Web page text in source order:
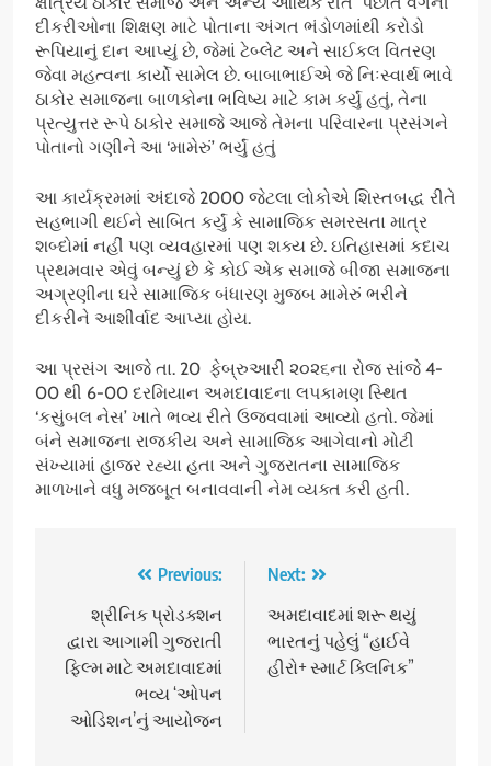
દીકરીઓના શિક્ષણ માટે પોતાના અંગત ભંડોળમાંથી કરોડો
રૂપિયાનું દાન આપ્યું છે, જેમાં ટેબ્લેટ અને સાઈકલ વિતરણ
જેવા મહત્વના કાર્યો સામેલ છે. બાબાભાઈએ જે નિઃસ્વાર્થ ભાવે
ઠાકોર સમાજના બાળકોના ભવિષ્ય માટે કામ કર્યું હતું, તેના
પ્રત્યુત્તર રૂપે ઠાકોર સમાજે આજે તેમના પરિવારના પ્રસંગને
પોતાનો ગણીને આ ‘મામેરું’ ભર્યું હતું
આ કાર્યક્રમમાં અંદાજે 2000 જેટલા લોકોએ શિસ્તબદ્ધ રીતે
સહભાગી થઈને સાબિત કર્યું કે સામાજિક સમરસતા માત્ર
શબ્દોમાં નહીં પણ વ્યવહારમાં પણ શક્ય છે. ઇતિહાસમાં કદાચ
પ્રથમવાર એવું બન્યું છે કે કોઈ એક સમાજે બીજા સમાજના
અગ્રણીના ઘરે સામાજિક બંધારણ મુજબ મામેરું ભરીને
દીકરીને આશીર્વાદ આપ્યા હોય.
આ પ્રસંગ આજે તા. 20 ફેબ્રુઆરી ૨૦૨૬ના રોજ સાંજે 4-
00 થી 6-00 દરમિયાન અમદાવાદના લપકામણ સ્થિત
‘કસુંબલ નેસ’ ખાતે ભવ્ય રીતે ઉજવવામાં આવ્યો હતો. જેમાં
બંને સમાજના રાજકીય અને સામાજિક આગેવાનો મોટી
સંખ્યામાં હાજર રહ્યા હતા અને ગુજરાતના સામાજિક
માળખાને વધુ મજબૂત બનાવવાની નેમ વ્યક્ત કરી હતી.
navigation
Previous:
શ્રીનિક પ્રોડક્શન
દ્વારા આગામી ગુજરાતી
ફિલ્મ માટે અમદાવાદમાં
ભવ્ય ‘ઓપન
ઓડિશન’નું આયોજન
Next:
અમદાવાદમાં શરૂ થયું
ભારતનું પહેલું “હાઈવે
હીરો+ સ્માર્ટ ક્લિનિક”